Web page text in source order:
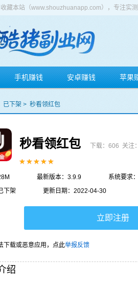
藏本站（www.shouzhuanapp.com），专注实
手机赚钱 安卓赚钱 苹果
已下架 > 秒看领红包
秒看领红包 下载：606 关注
最新版本：3.9.9
系统要求
下架
更新日期：2022-04-30
立即注册
下载或恶意应用，点此举报反馈
绍